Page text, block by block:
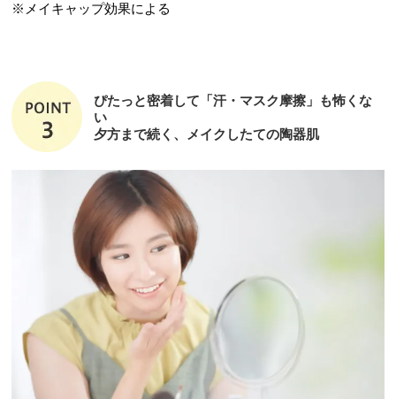
※メイキャップ効果による
ぴたっと密着して「汗・マスク摩擦」も怖くな
い
夕方まで続く、メイクしたての陶器肌